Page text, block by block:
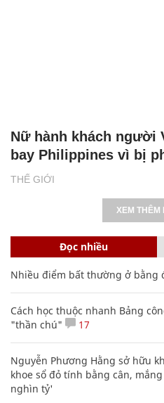
THẾ GIỚI
Nữ hành khách người
bay Philippines vì bị
XEM THÊM
Đọc nhiều
Nhiều điểm bất thường ở bằng
Cách học thuộc nhanh Bảng
"thần chú"
17
Nguyễn Phương Hằng sở hữu
khoe sổ đỏ tính bằng cân,
nghìn tỷ'